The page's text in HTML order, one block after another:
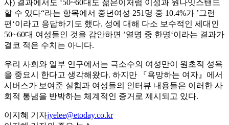
사) 결과에서도 ‘50~60대도 젊은이처럼 이성과 원나잇스탠드
할 수 있다“라는 항목에서 중년여성 251명 중 10.4%가 ’그런
편‘이라고 응답하기도 했다. 성에 대해 다소 보수적인 세대인
50~60대 여성들인 것을 감안하면 ’열명 중 한명‘이라는 결과가
결코 적은 수치는 아니다.
우리 사회와 일부 연구에서는 극소수의 여성만이 원초적 성욕
을 중요시 한다고 생각해왔다. 하지만 『욕망하는 여자』에서
시버스가 보여준 실험과 여성들의 인터뷰 내용들은 이러한 사
회적 통념을 반박하는 체계적인 증거로 제시되고 있다.
이지혜 기자jyelee@etoday.co.kr